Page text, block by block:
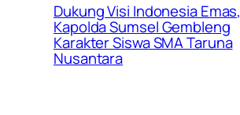
Dukung Visi Indonesia Emas,
Kapolda Sumsel Gembleng
Karakter Siswa SMA Taruna
Nusantara